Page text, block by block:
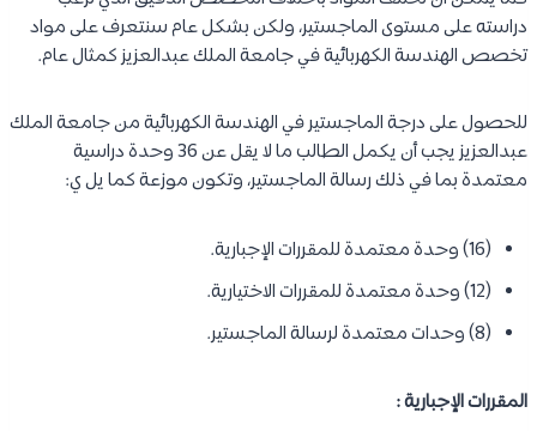
دراسته على مستوى الماجستير، ولكن بشكل عام سنتعرف على مواد
تخصص الهندسة الكهربائية في جامعة الملك عبدالعزيز كمثال عام.
للحصول على درجة الماجستير في الهندسة الكهربائية من جامعة الملك
عبدالعزيز يجب أن يكمل الطالب ما لا يقل عن 36 وحدة دراسية
معتمدة بما في ذلك رسالة الماجستير، وتكون موزعة كما يل ي:
(16) وحدة معتمدة للمقررات الإجبارية.
(12) وحدة معتمدة للمقررات الاختيارية.
(8) وحدات معتمدة لرسالة الماجستير.
المقررات الإجبارية :